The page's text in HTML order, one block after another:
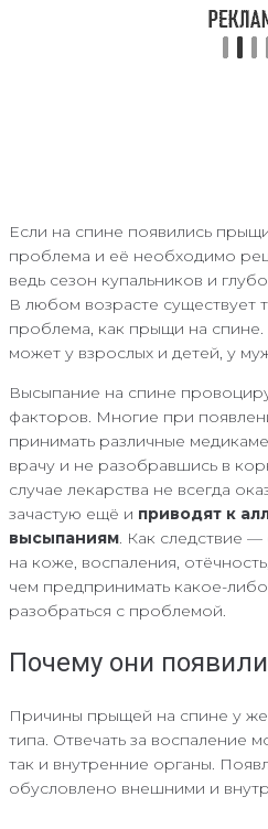
Если на спине появились
проблема и её необходимо
ведь сезон купальников и
В любом возрасте существует
проблема, как прыщи на спине.
может у взрослых и детей, у
Высыпание на спине
факторов. Многие при
принимать различные
врачу и не разобравшись в
случае лекарства не всегда
зачастую ещё и приводят к
высыпаниям. Как следствие
на коже, воспаления,
чем предпринимать какое-
разобраться с проблемой.
Почему они
Причины прыщей на спине у
типа. Отвечать за воспаление
так и внутренние органы.
обусловлено внешними и